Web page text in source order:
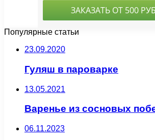
Популярные статьи
23.09.2020
Гуляш в пароварке
13.05.2021
Варенье из сосновых
06.11.2023